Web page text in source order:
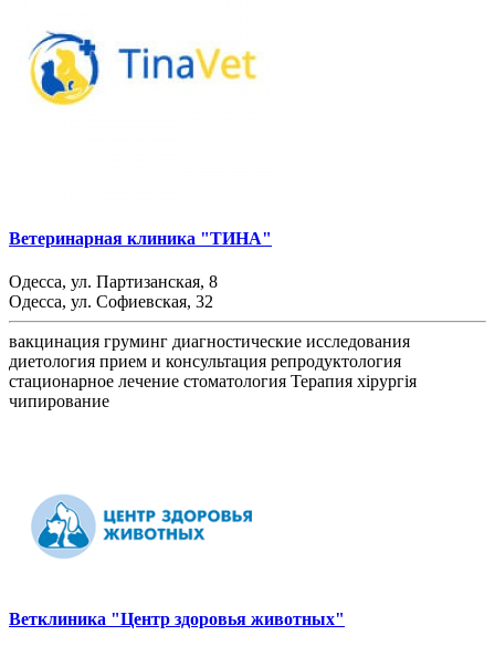
Ветеринарная клиника "ТИНА"
Одесса, ул. Партизанская, 8
Одесса, ул. Софиевская, 32
вакцинация груминг диагностические исследования
диетология прием и консультация репродуктология
стационарное лечение стоматология Терапия хірургія
чипирование
Ветклиника "Центр здоровья животных"